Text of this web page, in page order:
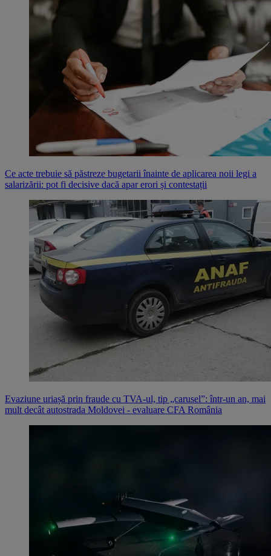
Ce acte trebuie să păstreze bugetarii înainte de aplicarea noii legi a
salarizării: pot fi decisive dacă apar erori și contestații
Evaziune uriașă prin fraude cu TVA-ul, tip „carusel”: într-un an, mai
mult decât autostrada Moldovei - evaluare CFA România